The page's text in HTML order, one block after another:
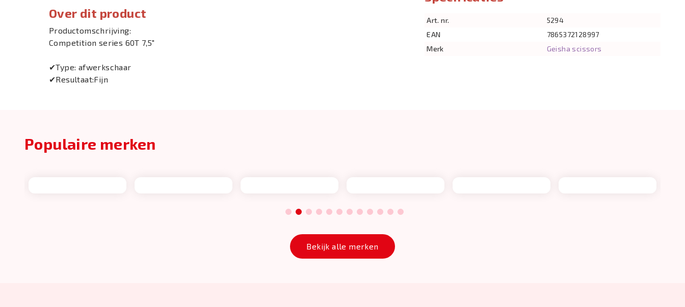
Over dit product
Productomschrijving:
Competition series 60T 7,5"
✔Type: afwerkschaar
✔Resultaat:Fijn
Art. nr.
5294
EAN
7865372128997
Merk
Geisha scissors
Populaire merken
1 2 3 4 5 6 7 8 9 10 11 12
Bekijk alle merken